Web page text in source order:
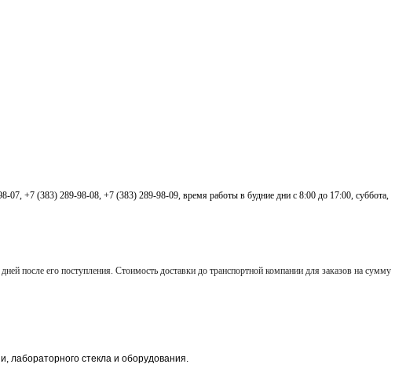
07, +7 (383) 289-98-08, +7 (383) 289-98-09, время работы в будние дни с 8:00 до 17:00, суббота,
после его поступления. Стоимость доставки до транспортной компании для заказов на сумму
стекла и оборудования.